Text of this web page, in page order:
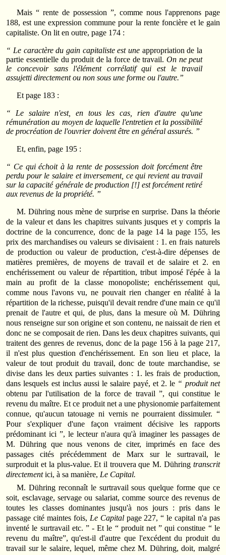
Mais “ rente de possession ”, comme nous l'apprenons page
188, est une expression commune pour la rente foncière et le gain
capitaliste. On lit en outre, page 174 :
“ Le caractère du gain capitaliste est une appropriation de la
partie essentielle du produit de la force de travail. On ne peut
le concevoir sans l'élément corrélatif qui est le travail
assujetti directement ou non sous une forme ou l'autre.”
Et page 183 :
“ Le salaire n'est, en tous les cas, rien d'autre qu'une
rémunération au moyen de laquelle l'entretien et la possibilité
de procréation de l'ouvrier doivent être en général assurés. ”
Et, enfin, page 195 :
“ Ce qui échoit à la rente de possession doit forcément être
perdu pour le salaire et inversement, ce qui revient au travail
sur la capacité générale de production [!] est forcément retiré
aux revenus de la propriété. ”
M. Dühring nous mène de surprise en surprise. Dans la théorie
de la valeur et dans les chapitres suivants jusques et y compris la
doctrine de la concurrence, donc de la page 14 la page 155, les
prix des marchandises ou valeurs se divisaient : 1. en frais naturels
de production ou valeur de production, c'est-à-dire dépenses de
matières premières, de moyens de travail et de salaire et 2. en
enchérissement ou valeur de répartition, tribut imposé l'épée à la
main au profit de la classe monopoliste; enchérissement qui,
comme nous l'avons vu, ne pouvait rien changer en réalité à la
répartition de la richesse, puisqu'il devait rendre d'une main ce qu'il
prenait de l'autre et qui, de plus, dans la mesure où M. Dühring
nous renseigne sur son origine et son contenu, ne naissait de rien et
donc ne se composait de rien. Dans les deux chapitres suivants, qui
traitent des genres de revenus, donc de la page 156 à la page 217,
il n'est plus question d'enchérissement. En son lieu et place, la
valeur de tout produit du travail, donc de toute marchandise, se
divise dans les deux parties suivantes : 1. les frais de production,
dans lesquels est inclus aussi le salaire payé, et 2. le “ produit net
obtenu par l'utilisation de la force de travail ”, qui constitue le
revenu du maître. Et ce produit net a une physionomie parfaitement
connue, qu'aucun tatouage ni vernis ne pourraient dissimuler. “
Pour s'expliquer d'une façon vraiment décisive les rapports
prédominant ici ”, le lecteur n'aura qu'à imaginer les passages de
M. Dühring que nous venons de citer, imprimés en face des
passages cités précédemment de Marx sur le surtravail, le
surproduit et la plus-value. Et il trouvera que M. Dühring transcrit
directementici, à sa manière,Le Capital.
M. Dühring reconnaît le surtravail sous quelque forme que ce
soit, esclavage, servage ou salariat, comme source des revenus de
toutes les classes dominantes jusqu'à nos jours : pris dans le
passage cité maintes fois, Le Capital page 227, “ le capital n'a pas
inventé le surtravail etc. ” - Et le “ produit net ” qui constitue “ le
revenu du maître”, qu'est-il d'autre que l'excédent du produit du
travail sur le salaire, lequel, même chez M. Dühring, doit, malgré